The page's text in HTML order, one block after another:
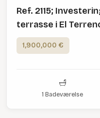
Ref. 2115;
terrasse i El
1,900,000 €
1 Badeværelse